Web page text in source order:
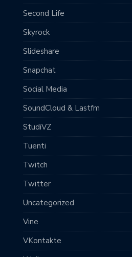
Second Life
Skyrock
Slideshare
Snapchat
Social Media
SoundCloud & Lastfm
StudiVZ
Tuenti
Twitch
Twitter
Uncategorized
Vine
VKontakte